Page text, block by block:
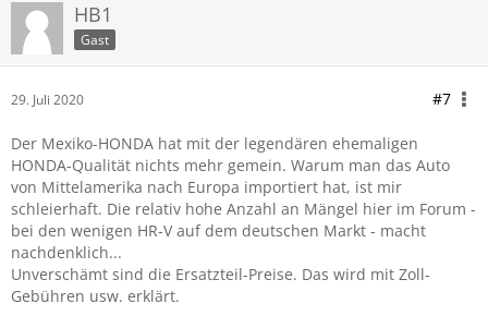
HB1
Gast
29. Juli 2020 #7
Der Mexiko-HONDA hat mit der legendären ehemaligen
HONDA-Qualität nichts mehr gemein. Warum man das Auto
von Mittelamerika nach Europa importiert hat, ist mir
schleierhaft. Die relativ hohe Anzahl an Mängel hier im Forum -
bei den wenigen HR-V auf dem deutschen Markt - macht
nachdenklich...
Unverschämt sind die Ersatzteil-Preise. Das wird mit Zoll-
Gebühren usw. erklärt.